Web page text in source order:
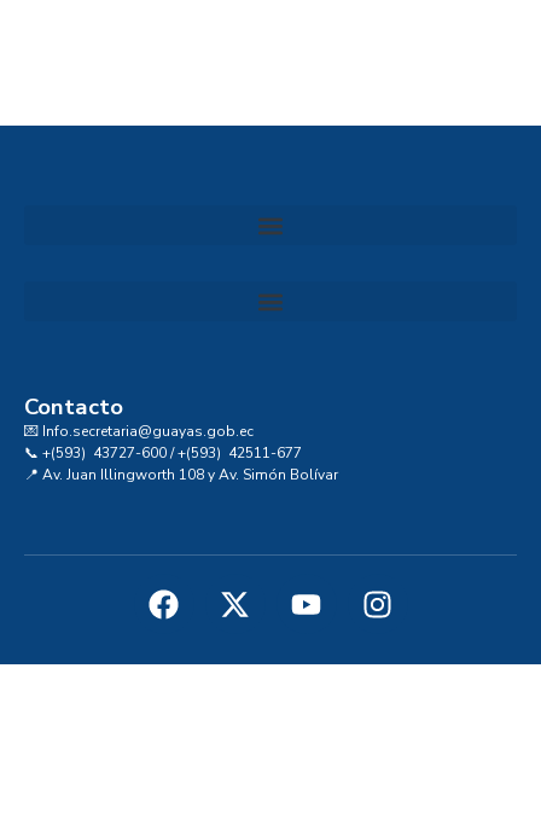
Contacto
💌 Info.secretaria@guayas.gob.ec
📞 +(593) 43727-600 / +(593) 42511-677
📍 Av. Juan Illingworth 108 y Av. Simón Bolívar